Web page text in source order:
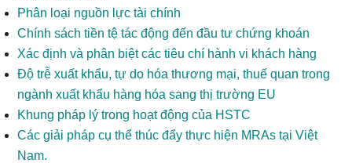
Phân loại nguồn lực tài chính
Chính sách tiền tệ tác động đến đầu tư chứng khoán
Xác định và phân biệt các tiêu chí hành vi khách hàng
Độ trễ xuất khẩu, tự do hóa thương mại, thuế quan trong
ngành xuất khẩu hàng hóa sang thị trường EU
Khung pháp lý trong hoạt động của HSTC
Các giải pháp cụ thể thúc đẩy thực hiện MRAs tại Việt
Nam.